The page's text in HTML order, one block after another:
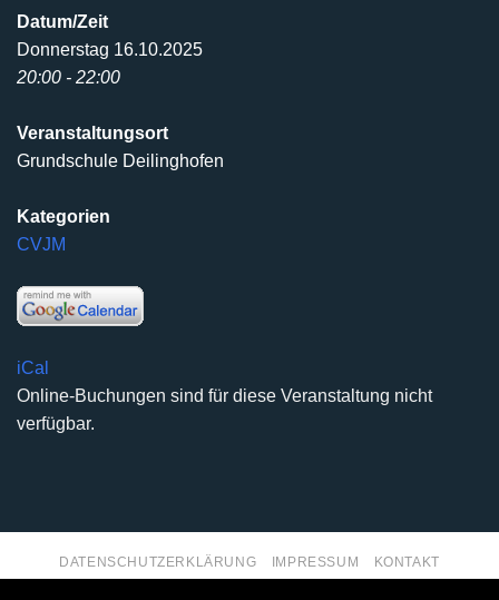
Datum/Zeit
Donnerstag 16.10.2025
20:00 - 22:00
Veranstaltungsort
Grundschule Deilinghofen
Kategorien
CVJM
iCal
Online-Buchungen sind für diese Veranstaltung nicht
verfügbar.
DATENSCHUTZERKLÄRUNG IMPRESSUM KONTAKT